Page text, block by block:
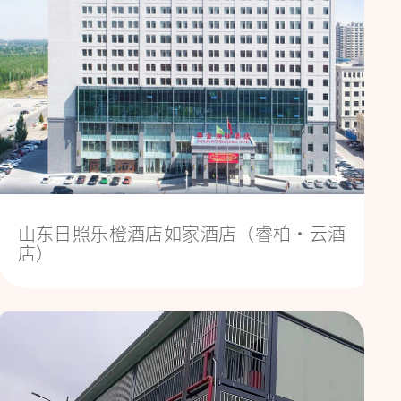
山东日照乐橙酒店如家酒店（睿柏·云酒
店）